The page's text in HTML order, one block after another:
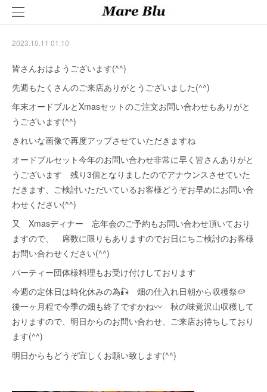
2023.10.11 01:10
皆さんおはようございます(^^)
先週もたくさんのご来店ありがとうございました(^^)
年末オードブルとXmasセットのご注文お問い合わせもありがと
うございます(^^)
きれいな画像で再度アップさせていただきますね
オードブルセット今年のお問い合わせ非常に早く皆さんありがと
うございます 残り3個となりましたのでアナウンスさせていた
だきます、ご検討いただいているお客様どうぞお早めにお問い合
わせください(^^)
又 Xmasディナー 忘年会のご予約もお問い合わせ頂いており
ますので、 席数に限りもありますのでお日にちご検討のお客様
お問い合わせください(^^)
パーティー団体様料理もお受け付けしております
今週の定休日は時化休みの為🎣 畑の仕入れ日朝から収穫祭🥔
後一ヶ月程で今季の畑も終了ですかね〰 秋の味覚沢山収穫して
おりますので、明日からのお問い合わせ、ご来店お待ちしており
ます(^^)
明日からもどうぞ宜しくお願い致します(^^)